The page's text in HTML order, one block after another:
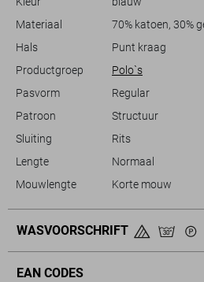
Ga voor een gerelateerde en toch
polo.
Materiaal
70% katoen, 30%
Hals
Punt kraag
Productgroep
Polo`s
Pasvorm
Regular
Patroon
Structuur
Sluiting
Rits
Lengte
Normaal
Mouwlengte
Korte mouw
WASVOORSCHRIFT
EAN CODES